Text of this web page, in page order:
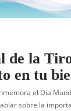
de la
en tu
el Día
sobre la